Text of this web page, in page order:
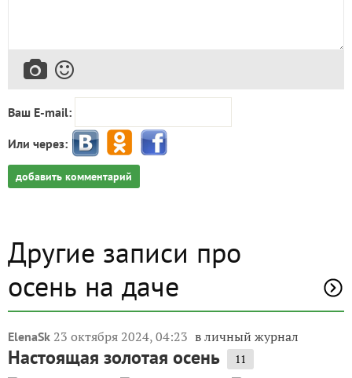
Ваш E-mail:
Или через:
добавить комментарий
Другие записи про
осень на даче
ElenaSk 23 октября 2024, 04:23 в личный журнал
Настоящая золотая осень 11